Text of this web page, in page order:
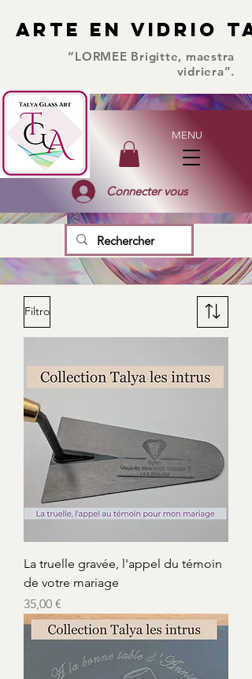
ARTE EN VIDRIO
ARTE EN VIDRIO
“LORMEE Brigitte, maestra
vidriera”.
MENU
Connecter vous
Filtro
La truelle gravée, l'appel du témoin
de votre mariage
Precio
35,00 €